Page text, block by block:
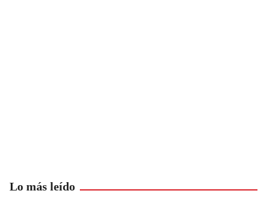
Lo más leído